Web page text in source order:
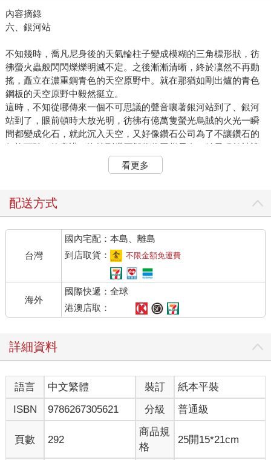
內容摘錄
六、銀河站
不知幾時，喬凡尼身後的天氣輪柱子變成模糊的三角標形狀，彷
彿螢火蟲般閃閃爍爍明滅不定。之後漸漸清晰，終於凜然不再動
搖，矗立在濃重鋼青色的天空原野中。就在那猶如剛出爐的青色
鋼板的天空原野中毅然挺立。
這時，不知從哪傳來一個不可思議的聲音嚷著銀河站到了、銀河
站到了，眼前頓時大放光明，彷彿有億萬隻螢光烏賊的火光一瞬
間都變成化石，就此沉入天空，又好像鑽石公司為了不讓鑽石的
價格下跌，故意謊稱沒挖到鑽石卻偷偷囤貨居奇，結果猛然被誰
打翻了鑽石，一下子撒滿一地，眼前倏然亮起，令喬凡尼不禁一
不停奔馳。喬凡尼此刻竟然真的坐在夜間輕軌火車亮著成排小黃
空蕩蕩的，對面漆成鼠灰色的壁面，有二顆巨大的黃銅按鈕閃閃
喬凡尼發現前排座位上，有個穿著看似濕淋淋的黑色外套、身材
頎長的孩子，正把頭伸出車窗向外張望。而且那孩子的肩膀形狀
好像在哪看過，這麼一想，喬凡尼頓時更加渴望知道對方是誰，
再也按捺不住好奇。就在喬凡尼也想把頭伸出車窗時，那孩子正
好把頭縮回來，朝喬凡尼看過來。
原來是康帕內拉。
已經先開口了：「大家雖然拼命跑，可是還是遲了一步。扎奈里
也是，雖然跑得很快還是沒趕上。」
喬凡尼暗想：「對了，我們現在是相約一起出來玩。」
「那我們要不要在哪裡等他們？」喬凡尼問，結果康帕內拉說，
「扎奈里已經回去了。他爸爸來接他了。」
不知怎地，康帕內拉一邊這麼說，臉色卻有點發青，好像很痛
苦。於是喬凡尼也覺得好像在哪遺忘了甚麼，感覺怪怪的，遂就
此沉默。
這時康帕內拉望著窗外，已經振作起精神，興沖沖地說：「啊呀
看更多
配送方式
台灣
國內宅配：本島、離島
到店取貨：
不限金額免運費
海外
國際快遞：全球
港澳店取：
詳細資料
語言 中文繁體 裝訂
紙本平裝
ISBN
9786267305621 分級 普通級
頁數 292
商品規
格
25開15*21cm